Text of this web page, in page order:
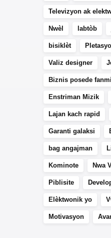
Televizyon ak
Nwèl labtòb
bisiklèt
Valiz designer
Biznis posede fanmi
Enstriman Mizik
Lajan kach rapid
Garanti galaksi
bag angajman
Kominote Nwa
Piblisite
Elèktwonik yo
Motivasyon